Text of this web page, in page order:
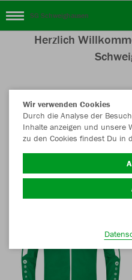
SG Schweighausen
Herzlich
Nachhaltig
Wir verwenden Cookies
Durch die Analyse der
Inhalte anzeigen und unsere
zu den Cookies findest Du in